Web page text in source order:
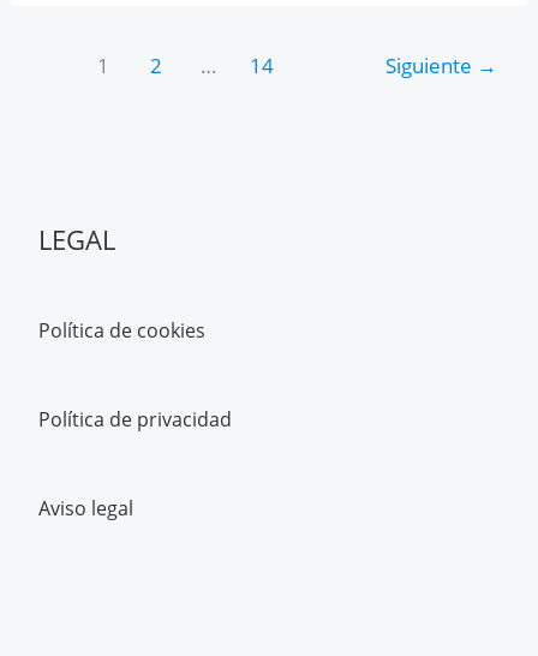
Andalucía
1 2 … 14 Siguiente →
LEGAL
Política de cookies
Política de privacidad
Aviso legal